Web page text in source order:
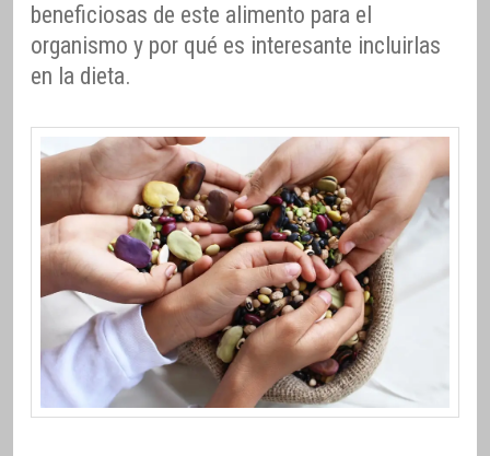
beneficiosas de este alimento para el
organismo y por qué es interesante incluirlas
en la dieta.